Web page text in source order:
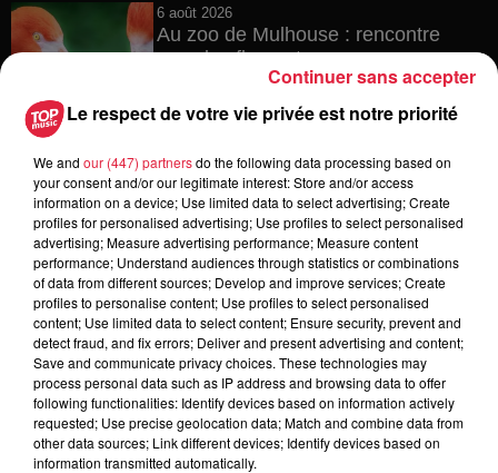
6 août 2026
Au zoo de Mulhouse : rencontre
avec les flamants rouges
6 août 2026
Les dernières infos sur la venue du
pape à Metz en septembre
5 août 2026
Europa-Park : des précisons sur
l’après Euro-Mir
Le respect de votre vie privée est notre priorité
We and our (447) partnersdo the following data processing based on
your consent and/or our legitimate interest: Store and/or access
information on a device; Use limited data to select advertising; Create
profiles for personalised advertising; Use profiles to select personalised
advertising; Measure advertising performance; Measure content
performance; Understand audiences through statistics or combinations
of data from different sources; Develop and improve services; Create
profiles to personalise content; Use profiles to select personalised
content; Use limited data to select content; Ensure security, prevent and
detect fraud, and fix errors; Deliver and present advertising and content;
Save and communicate privacy choices. These technologies may
process personal data such as IP address and browsing data to offer
following functionalities: Identify devices based on information actively
requested; Use precise geolocation data; Match and combine data from
other data sources; Link different devices; Identify devices based on
information transmitted automatically.
Continuer sans accepter